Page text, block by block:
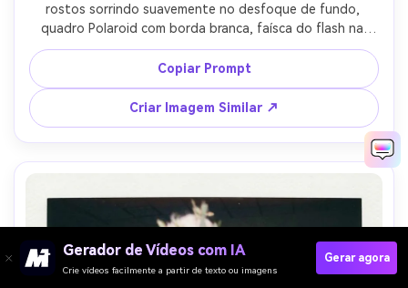
rostos sorrindo suavemente no desfoque de fundo,
quadro Polaroid com borda branca, faísca do flash na
taça, grão sutil e desbotamento de cor quente, captado
com lente 85mm, fundo desfocado, data manuscrita e
coração na borda, luz cinematográfica suave --ar 4:5
Copiar Prompt
Criar Imagem Similar ↗
Gerador de Vídeos com IA
Crie vídeos facilmente a partir de texto ou imagens
Gerar agora